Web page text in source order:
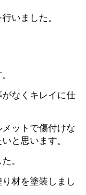
いました。
なくキレイに仕
ットで傷付けな
と思います。
。
材を塗装しまし